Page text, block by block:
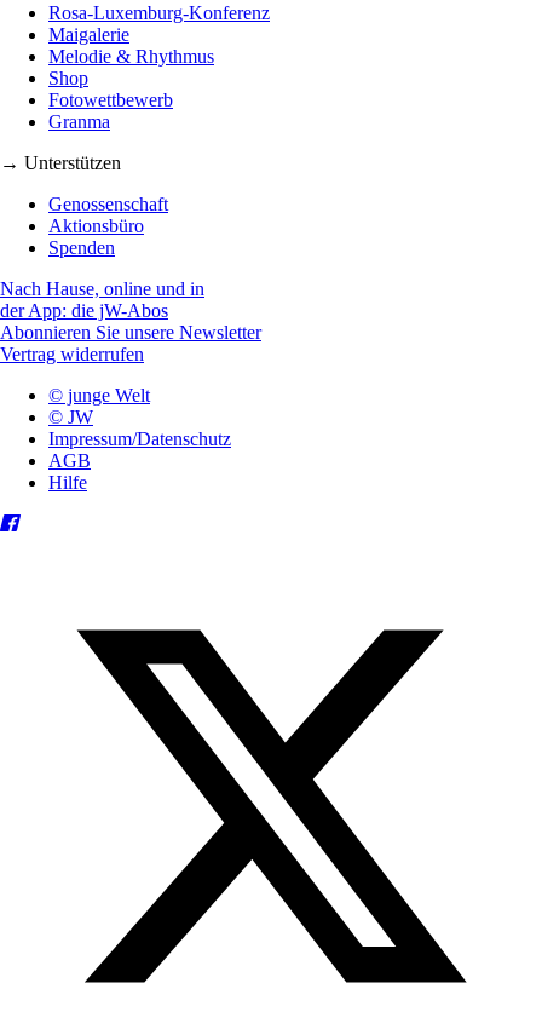
Rosa-Luxemburg-Konferenz
Maigalerie
Melodie & Rhythmus
Shop
Fotowettbewerb
Granma
→ Unterstützen
Genossenschaft
Aktionsbüro
Spenden
Nach Hause, online und in
der App: die jW-Abos
Abonnieren Sie unsere Newsletter
Vertrag widerrufen
© junge Welt
© JW
Impressum/Datenschutz
AGB
Hilfe